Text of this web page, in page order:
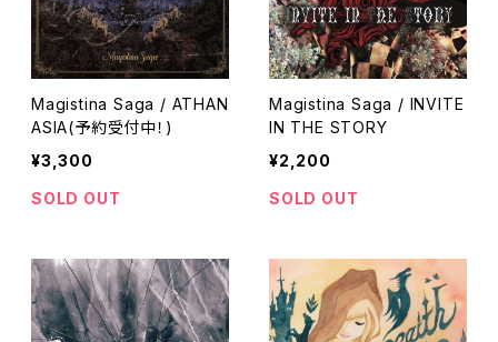
Magistina Saga / ATHAN
ASIA(予約受付中！)
¥3,300
SOLD OUT
Magistina Saga / INVITE
IN THE STORY
¥2,200
SOLD OUT